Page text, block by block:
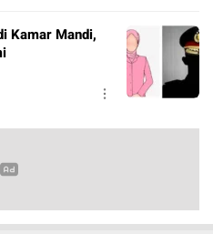
Kamar Mandi,